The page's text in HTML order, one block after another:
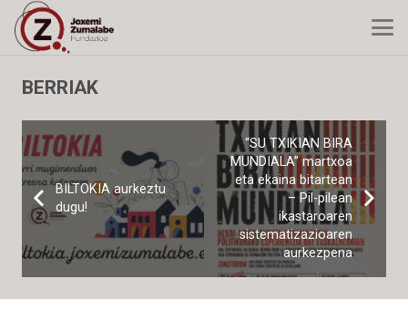
BERRIAK
BILTOKIA aurkeztu
dugu!
“SU TXIKIAN BIRA
MUNDIALA” martxoa
eta ekaina bitartean
– Pil-pilean
ikastaroaren
sistematizazioaren
aurkezpena